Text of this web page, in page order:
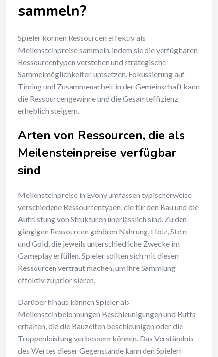
sammeln?
Spieler können Ressourcen effektiv als
Meilensteinpreise sammeln, indem sie die verfügbaren
Ressourcentypen verstehen und strategische
Sammelmöglichkeiten umsetzen. Fokussierung auf
Timing und Zusammenarbeit in der Gemeinschaft kann
die Ressourcengewinne und die Gesamteffizienz
erheblich steigern.
Arten von Ressourcen, die als
Meilensteinpreise verfügbar
sind
Meilensteinpreise in Evony umfassen typischerweise
verschiedene Ressourcentypen, die für den Bau und die
Aufrüstung von Strukturen unerlässlich sind. Zu den
gängigen Ressourcen gehören Nahrung, Holz, Stein
und Gold, die jeweils unterschiedliche Zwecke im
Gameplay erfüllen. Spieler sollten sich mit diesen
Ressourcen vertraut machen, um ihre Sammlung
effektiv zu priorisieren.
Darüber hinaus können Spieler als
Meilensteinbelohnungen Beschleunigungen und Buffs
erhalten, die die Bauzeiten beschleunigen oder die
Truppenleistung verbessern können. Das Verständnis
des Wertes dieser Gegenstände kann den Spielern